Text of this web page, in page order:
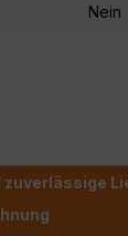
Nein
zuverlässige